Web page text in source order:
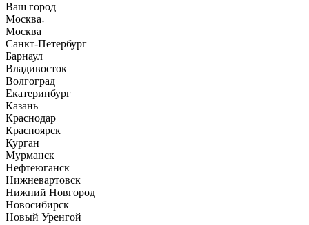
Ваш город
Москва
Москва
Санкт-Петербург
Барнаул
Владивосток
Волгоград
Екатеринбург
Казань
Краснодар
Красноярск
Курган
Мурманск
Нефтеюганск
Нижневартовск
Нижний Новгород
Новосибирск
Новый Уренгой